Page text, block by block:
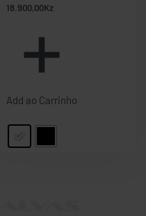
18.900,00Kz
Add ao Carrinho